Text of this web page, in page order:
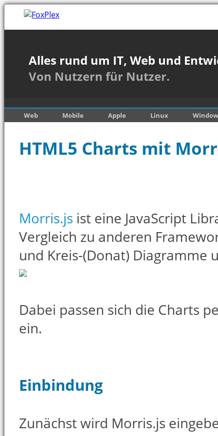
Alles rund um IT, Web und
Von Nutzern für Nutzer.
Web Mobile Apple Linux
HTML5 Charts mit
Morris.js ist eine JavaScript
Vergleich zu anderen
und Kreis-(Donat) Diagramme
Dabei passen sich die Charts
ein.
Einbindung
Zunächst wird Morris.js